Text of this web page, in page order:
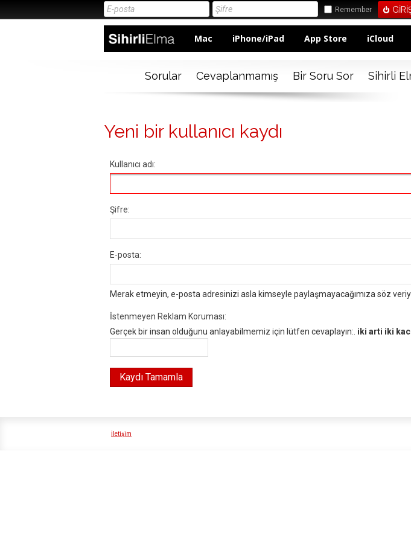
Remember
Mac iPhone/iPad App Store iCloud
Sorular Cevaplanmamış Bir Soru Sor Sihirli
Yeni bir kullanıcı kaydı
Kullanıcı adı:
Şifre:
E-posta:
Merak etmeyin, e-posta adresinizi asla kimseyle paylaşmayacağımıza söz
İstenmeyen Reklam Koruması:
Gerçek bir insan olduğunu anlayabilmemiz için lütfen cevaplayın:. iki arti iki
İletişim